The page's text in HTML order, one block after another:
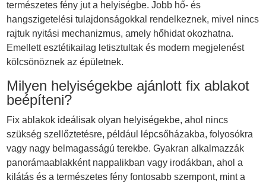
természetes fény jut a helyiségbe. Jobb hő- és
hangszigetelési tulajdonságokkal rendelkeznek, mivel nincs
rajtuk nyitási mechanizmus, amely hőhidat okozhatna.
Emellett esztétikailag letisztultak és modern megjelenést
kölcsönöznek az épületnek.
Milyen helyiségekbe ajánlott fix ablakot
beépíteni?
Fix ablakok ideálisak olyan helyiségekbe, ahol nincs
szükség szellőztetésre, például lépcsőházakba, folyosókra
vagy nagy belmagasságú terekbe. Gyakran alkalmazzák
panorámaablakként nappalikban vagy irodákban, ahol a
kilátás és a természetes fény fontosabb szempont, mint a